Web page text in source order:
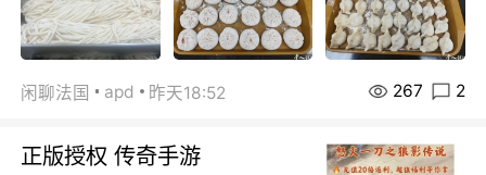
闲聊法国 apd 昨天18:52 267 2
正版授权 传奇手游